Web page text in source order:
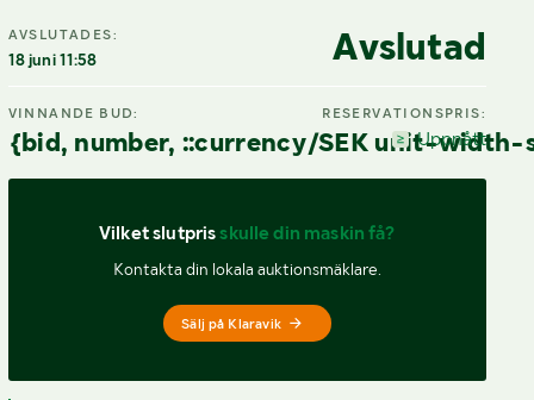
AVSLUTADES:
18 juni 11:58 Avslutad
VINNANDE BUD:
{bid, number, ::currency/SEK unit-
RESERVATIONSPRIS:
Uppnått
Vilket slutpris skulle din maskin få?
Kontakta din lokala auktionsmäklare.
Sälj på Klaravik